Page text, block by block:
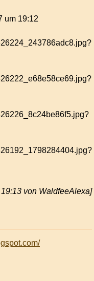
um 19:12
von WaldfeeAlexa]